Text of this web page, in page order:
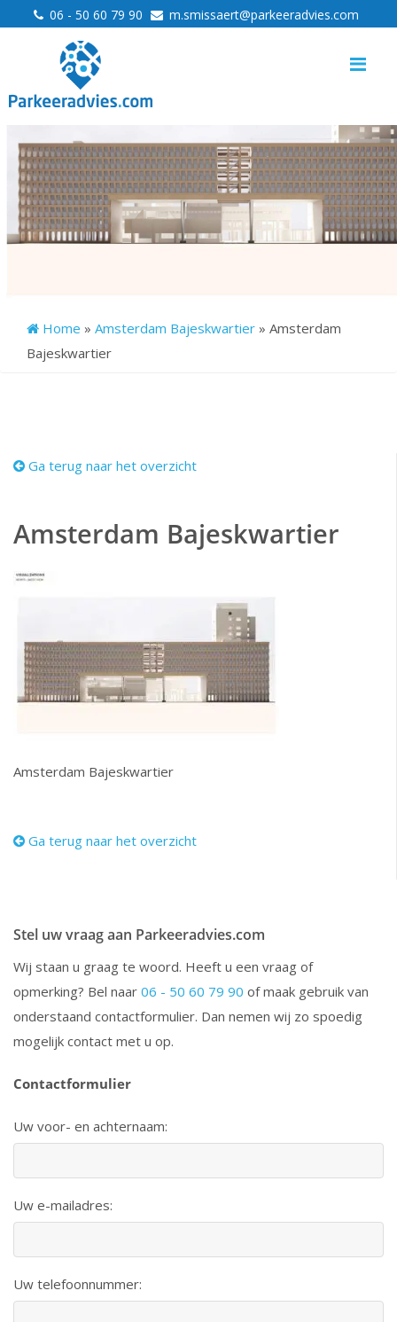
06 - 50 60 79 90 m.smissaert@parkeeradvies.com
Home » Amsterdam Bajeskwartier » Amsterdam
Bajeskwartier
Ga terug naar het overzicht
Amsterdam Bajeskwartier
Amsterdam Bajeskwartier
Ga terug naar het overzicht
Stel uw vraag aan Parkeeradvies.com
Wij staan u graag te woord. Heeft u een vraag of
opmerking? Bel naar 06 - 50 60 79 90 of maak gebruik van
onderstaand contactformulier. Dan nemen wij zo spoedig
mogelijk contact met u op.
Contactformulier
Uw voor- en achternaam:
Uw e-mailadres:
Uw telefoonnummer: